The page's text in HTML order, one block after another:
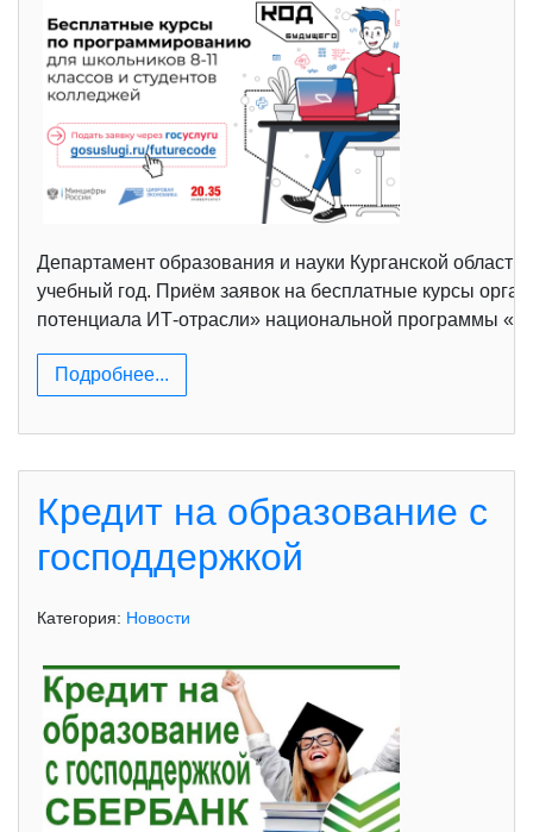
Департамент образования и науки Курганской
учебный год. Приём заявок на бесплатные курсы
потенциала ИТ-отрасли» национальной программы
Подробнее...
Кредит на образование с
господдержкой
Категория: Новости